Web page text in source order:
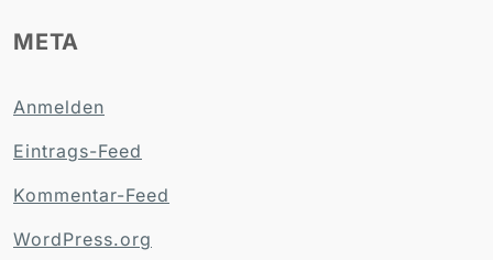
META
Anmelden
Eintrags-Feed
Kommentar-Feed
WordPress.org